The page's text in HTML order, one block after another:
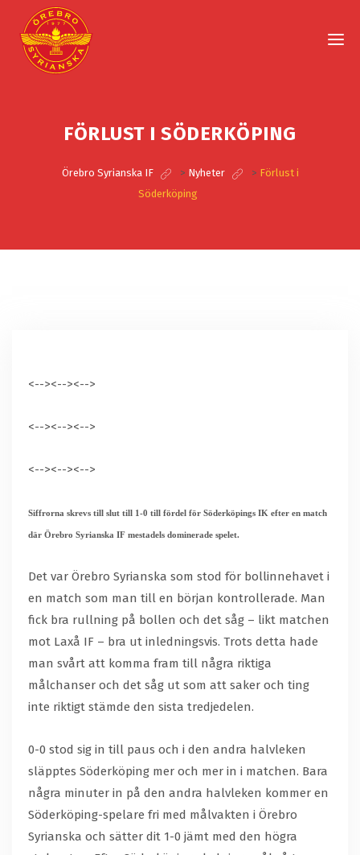
FÖRLUST I SÖDERKÖPING
Örebro Syrianska IF > Nyheter > Förlust i
Söderköping
<--><--><-->
<--><--><-->
<--><--><-->
Siffrorna skrevs till slut till 1-0 till fördel för Söderköpings IK efter en match
där Örebro Syrianska IF mestadels dominerade spelet.
Det var Örebro Syrianska som stod för bollinnehavet i
en match som man till en början kontrollerade. Man
fick bra rullning på bollen och det såg – likt matchen
mot Laxå IF – bra ut inledningsvis. Trots detta hade
man svårt att komma fram till några riktiga
målchanser och det såg ut som att saker och ting
inte riktigt stämde den sista tredjedelen.
0-0 stod sig in till paus och i den andra halvleken
släpptes Söderköping mer och mer in i matchen. Bara
några minuter in på den andra halvleken kommer en
Söderköping-spelare fri med målvakten i Örebro
Syrianska och sätter dit 1-0 jämt med den högra